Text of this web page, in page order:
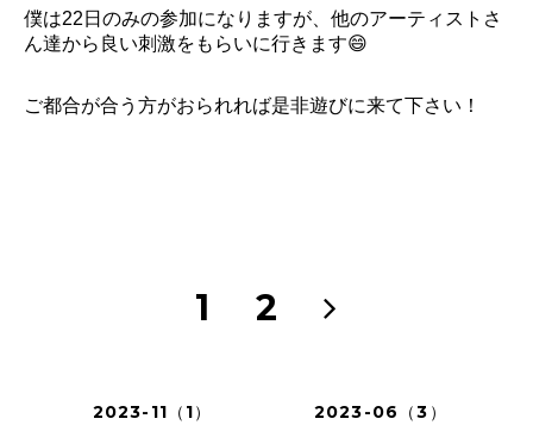
僕は22日のみの参加になりますが、他のアーティストさ
ん達から良い刺激をもらいに行きます😄
ご都合が合う方がおられれば是非遊びに来て下さい！
1 2
2023-11（1）
2023-06（3）